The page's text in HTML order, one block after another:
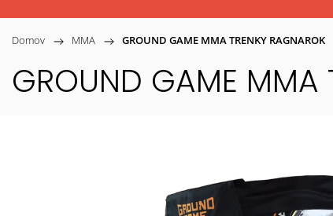
Domov / MMA / GROUND GAME MMA TRENKY RAGNAROK
GROUND GAME MMA